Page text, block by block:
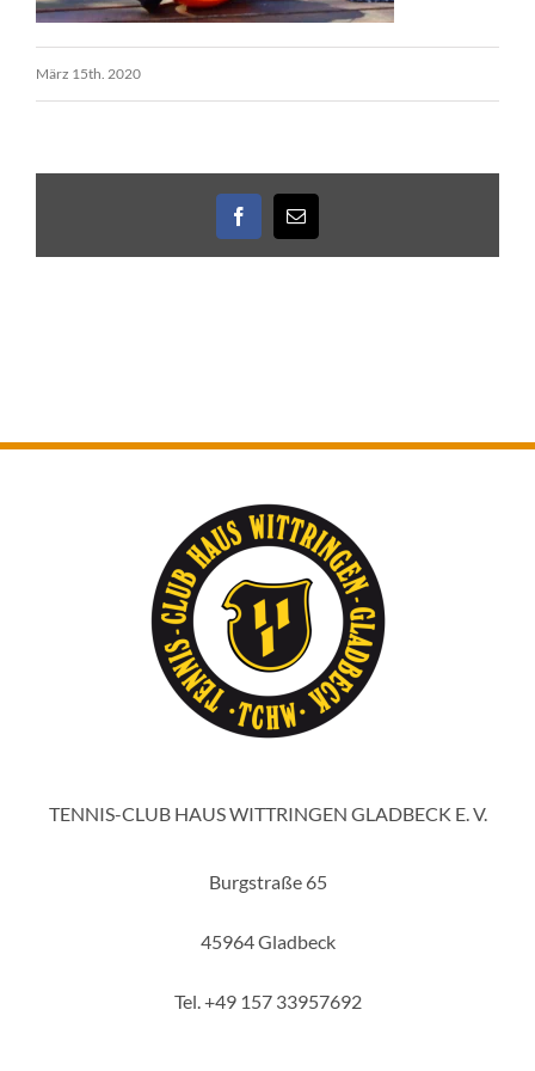
März 15th. 2020
Facebook
E-
Mail
TENNIS-CLUB HAUS WITTRINGEN GLADBECK E. V.
Burgstraße 65
45964 Gladbeck
Tel. +49 157 33957692